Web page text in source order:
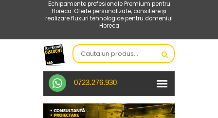
Echipamente profesionale Premium pentru
Horeca. Oferte personalizate, consiliere și
realizare fluxuri tehnologice pentru domeniul
Horeca
0723.276.930